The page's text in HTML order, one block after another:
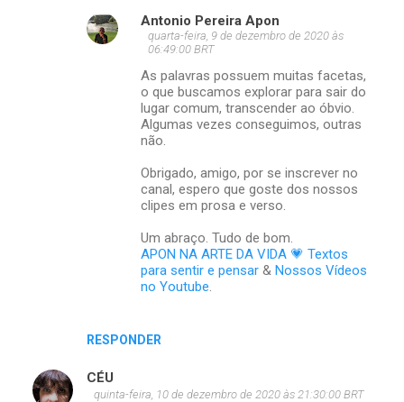
RESPONDER
Antonio Pereira Apon
quarta-feira, 9 de dezembro de 2020 às
06:49:00 BRT
As palavras possuem muitas facetas,
o que buscamos explorar para sair do
lugar comum, transcender ao óbvio.
Algumas vezes conseguimos, outras
não.
Obrigado, amigo, por se inscrever no
canal, espero que goste dos nossos
clipes em prosa e verso.
Um abraço. Tudo de bom.
APON NA ARTE DA VIDA 💗 Textos
para sentir e pensar & Nossos Vídeos
no Youtube.
CÉU
quinta-feira, 10 de dezembro de 2020 às 21:30:00 BRT